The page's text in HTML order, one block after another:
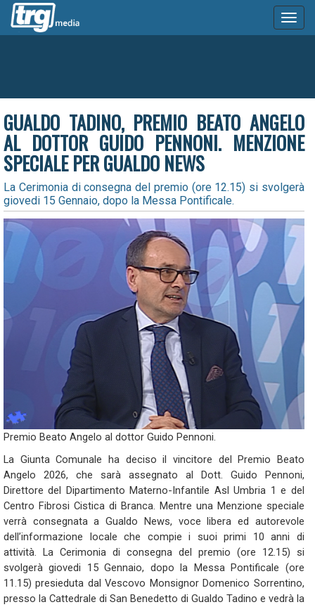
GUALDO TADINO, PREMIO BEATO ANGELO
AL DOTTOR GUIDO PENNONI. MENZIONE
SPECIALE PER GUALDO NEWS
La Cerimonia di consegna del premio (ore 12.15) si svolgerà
giovedi 15 Gennaio, dopo la Messa Pontificale.
Premio Beato Angelo al dottor Guido Pennoni.
La Giunta Comunale ha deciso il vincitore del Premio Beato
Angelo 2026, che sarà assegnato al Dott. Guido Pennoni,
Direttore del Dipartimento Materno-Infantile Asl Umbria 1 e del
Centro Fibrosi Cistica di Branca. Mentre una Menzione speciale
verrà consegnata a Gualdo News, voce libera ed autorevole
dell’informazione locale che compie i suoi primi 10 anni di
attività. La Cerimonia di consegna del premio (ore 12.15) si
svolgerà giovedi 15 Gennaio, dopo la Messa Pontificale (ore
11.15) presieduta dal Vescovo Monsignor Domenico Sorrentino,
presso la Cattedrale di San Benedetto di Gualdo Tadino e vedrà la